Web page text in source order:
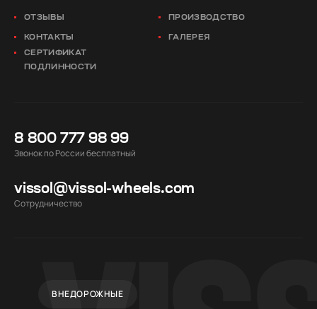
ОТЗЫВЫ ПРОИЗВОДСТВО
КОНТАКТЫ
ГАЛЕРЕЯ
СЕРТИФИКАТ
ПОДЛИННОСТИ
8 800 777 98 99
Звонок по России бесплатный
vissol@vissol-wheels.com
Cотрудничество
ВНЕДОРОЖНЫЕ